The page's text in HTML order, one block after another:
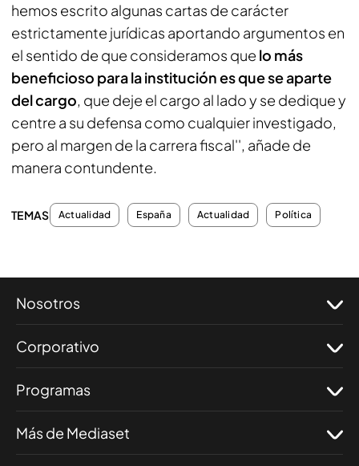
hemos escrito algunas cartas de carácter
estrictamente jurídicas aportando argumentos en
el sentido de que consideramos que lo más
beneficioso para la institución es que se aparte
del cargo, que deje el cargo al lado y se dedique y
centre a su defensa como cualquier investigado,
pero al margen de la carrera fiscal'', añade de
manera contundente.
TEMAS Actualidad España Actualidad Política
Nosotros
Corporativo
Programas
Más de Mediaset